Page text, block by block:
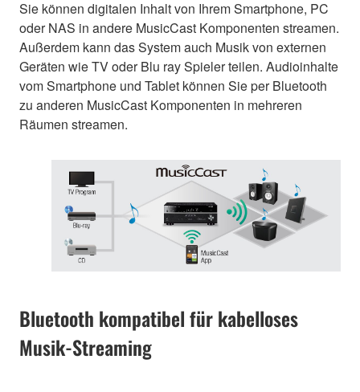
Sie können digitalen Inhalt von Ihrem Smartphone, PC
oder NAS in andere MusicCast Komponenten streamen.
Außerdem kann das System auch Musik von externen
Geräten wie TV oder Blu ray Spieler teilen. Audioinhalte
vom Smartphone und Tablet können Sie per Bluetooth
zu anderen MusicCast Komponenten in mehreren
Räumen streamen.
Bluetooth kompatibel für kabelloses
Musik-Streaming